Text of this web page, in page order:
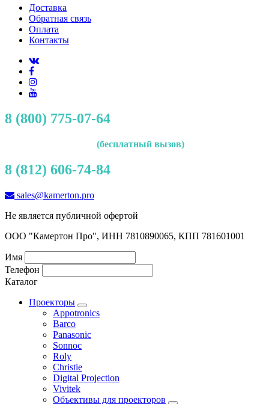
Доставка
Обратная связь
Оплата
Контакты
8 (800) 775-07-64
(бесплатный вызов)
8 (812) 606-74-84
sales@kamerton.pro
Не является публичной офертой
ООО "Камертон Про", ИНН 7810890065, КПП 781601001
Имя
Телефон
Каталог
Проекторы
Appotronics
Barco
Panasonic
Sonnoc
Roly
Christie
Digital Projection
Vivitek
Объективы для проекторов